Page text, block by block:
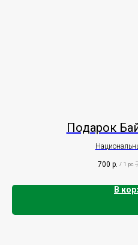
Подарок
700 р. / 1 pc
В